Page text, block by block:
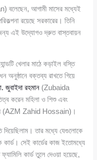
আগামী মাসের মধ্যেই
রয়েছে সরকারের। তিনি
এই উদ্যোগও দ্রুত বাস্তবায়ন
খেলার মাঠে কড়াইল বস্তি
অনুষ্ঠানে বক্তব্য রাখতে গিয়ে
জুবাইদা রহমান (Zubaida
করেন মহিলা ও শিশু এবং
(AZM Zahid Hossain)।
তার মধ্যে যেগুলোকে
কার্ড। সেই কার্ডের কাজ ইতোমধ্যে
কার্ড তুলে দেওয়া হয়েছে,